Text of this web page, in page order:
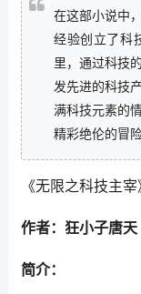
在这部小说中
经验创立了科
里，通过科技
发先进的科技
满科技元素的
精彩绝伦的冒险
《无限之科技主宰
作者：狂小子唐天
简介：